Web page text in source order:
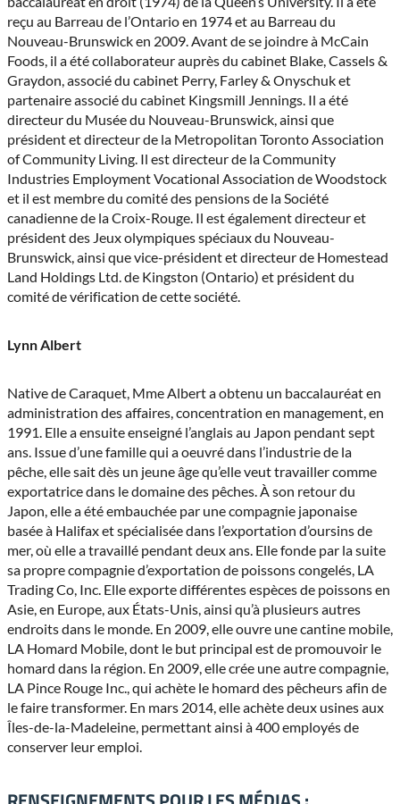
reçu au Barreau de l’Ontario en 1974 et au Barreau du
Nouveau-Brunswick en 2009. Avant de se joindre à McCain
Foods, il a été collaborateur auprès du cabinet Blake, Cassels &
Graydon, associé du cabinet Perry, Farley & Onyschuk et
partenaire associé du cabinet Kingsmill Jennings. Il a été
directeur du Musée du Nouveau-Brunswick, ainsi que
président et directeur de la Metropolitan Toronto Association
of Community Living. Il est directeur de la Community
Industries Employment Vocational Association de Woodstock
et il est membre du comité des pensions de la Société
canadienne de la Croix-Rouge. Il est également directeur et
président des Jeux olympiques spéciaux du Nouveau-
Brunswick, ainsi que vice-président et directeur de Homestead
Land Holdings Ltd. de Kingston (Ontario) et président du
comité de vérification de cette société.
Lynn Albert
Native de Caraquet, Mme Albert a obtenu un baccalauréat en
administration des affaires, concentration en management, en
1991. Elle a ensuite enseigné l’anglais au Japon pendant sept
ans. Issue d’une famille qui a oeuvré dans l’industrie de la
pêche, elle sait dès un jeune âge qu’elle veut travailler comme
exportatrice dans le domaine des pêches. À son retour du
Japon, elle a été embauchée par une compagnie japonaise
basée à Halifax et spécialisée dans l’exportation d’oursins de
mer, où elle a travaillé pendant deux ans. Elle fonde par la suite
sa propre compagnie d’exportation de poissons congelés, LA
Trading Co, Inc. Elle exporte différentes espèces de poissons en
Asie, en Europe, aux États-Unis, ainsi qu’à plusieurs autres
endroits dans le monde. En 2009, elle ouvre une cantine mobile,
LA Homard Mobile, dont le but principal est de promouvoir le
homard dans la région. En 2009, elle crée une autre compagnie,
LA Pince Rouge Inc., qui achète le homard des pêcheurs afin de
le faire transformer. En mars 2014, elle achète deux usines aux
Îles-de-la-Madeleine, permettant ainsi à 400 employés de
conserver leur emploi.